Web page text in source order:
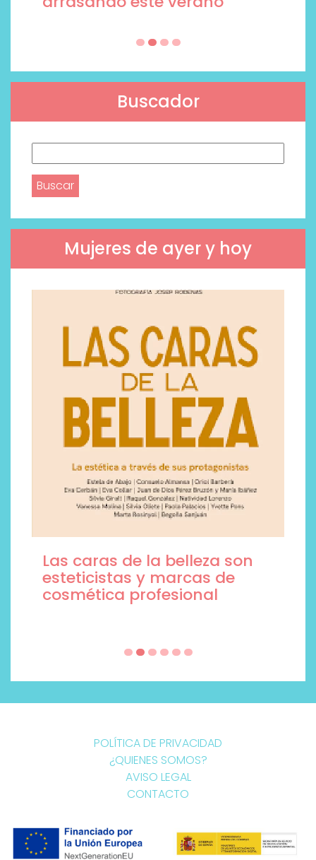
Buscador
Mujeres de ayer y hoy
Las caras de la belleza son
esteticistas y marcas de
cosmética profesional
POLÍTICA DE PRIVACIDAD
¿QUIENES SOMOS?
AVISO LEGAL
CONTACTO